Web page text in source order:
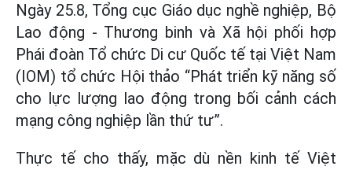
Ngày 25.8, Tổng cục Giáo dục nghề nghiệp, Bộ
Lao động - Thương binh và Xã hội phối hợp
Phái đoàn Tổ chức Di cư Quốc tế tại Việt Nam
(IOM) tổ chức Hội thảo “Phát triển kỹ năng số
cho lực lượng lao động trong bối cảnh cách
mạng công nghiệp lần thứ tư”.
Thực tế cho thấy, mặc dù nền kinh tế Việt